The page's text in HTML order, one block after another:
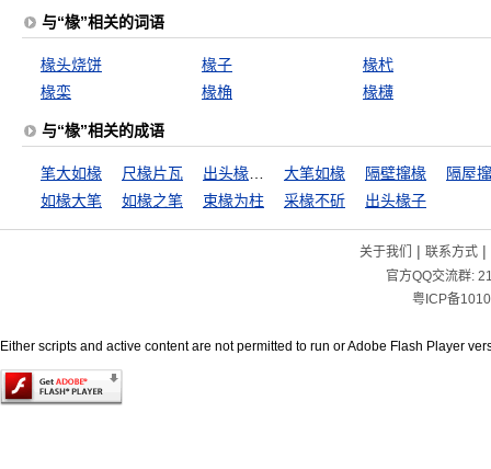
与“椽”相关的词语
椽头烧饼 椽子
椽杙
椽栾
椽桷 椽欂
与“椽”相关的成语
笔大如椽 尺椽片瓦 大笔如椽 隔壁撺椽
隔屋
如椽大笔
如椽之笔 束椽为柱 采椽不斫 出头椽子
关于我们 | 联系方式|
官方QQ交流群:
粤ICP备
Either scripts and active content are not permitted to run or Adobe Flash Player